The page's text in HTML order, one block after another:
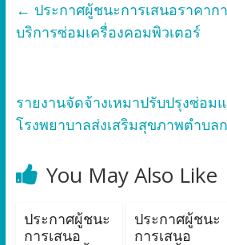
← ประกาศผู้ชนะการเสนอราคาก
บริการซ่อมเครื่องคอมพิวเตอร์
รายงานจัดจ้างเหมาปรับปรุงซ่อ
โรงพยาบาลส่งเสริมสุขภาพตำบล
You May Also Like
ประกาศผู้ชนะ
การเสนอ
ประกาศผู้ชนะ
การเสนอ